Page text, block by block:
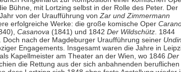
Bühne, mit Lortzing selbst in der Rolle des Peter. Der
von der Uraufführung von Zar und Zimmermann
erfolgreiche Werke: die große komische Oper
Casanova (1841) und 1842 Der Wildschütz. 1844
nach der Magdeburger Uraufführung seiner
Engagements. Insgesamt waren die Jahre in
Kapellmeister am Theater an der Wien, wo 1846 Der
die Rettung aus der sich anbahnenden beruflichen